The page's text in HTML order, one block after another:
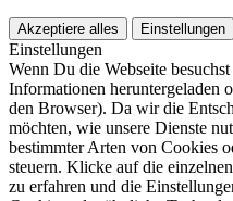
Akzeptiere alles Einstellungen
Einstellungen
Wenn Du die Webseite
Informationen heruntergeladen
den Browser). Da wir die
möchten, wie unsere Dienste
bestimmter Arten von Cookies
steuern. Klicke auf die
zu erfahren und die